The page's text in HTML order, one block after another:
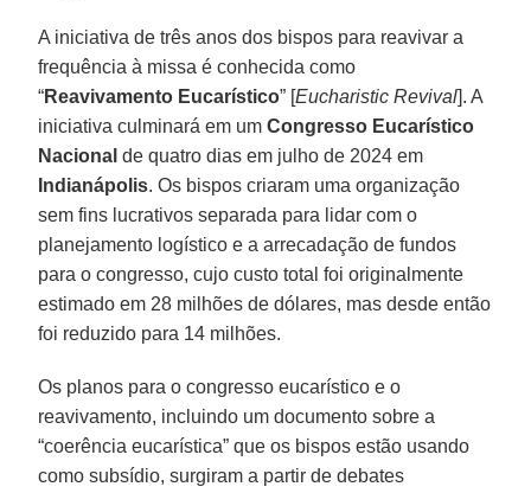
A iniciativa de três anos dos bispos para reavivar a
frequência à missa é conhecida como
“Reavivamento Eucarístico” [Eucharistic Revival]. A
iniciativa culminará em umCongresso Eucarístico
Nacional de quatro dias em julho de 2024 em
Indianápolis. Os bispos criaram uma organização
sem fins lucrativos separada para lidar com o
planejamento logístico e a arrecadação de fundos
para o congresso, cujo custo total foi originalmente
estimado em 28 milhões de dólares, mas desde então
foi reduzido para 14 milhões.
Os planos para o congresso eucarístico e o
reavivamento, incluindo um documento sobre a
“coerência eucarística” que os bispos estão usando
como subsídio, surgiram a partir de debates